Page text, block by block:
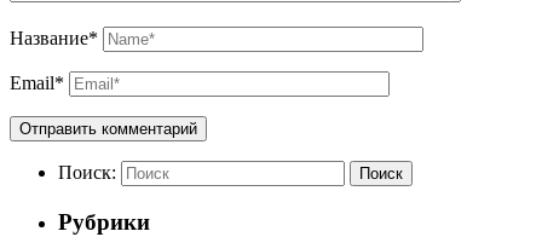
Название*
Email*
Поиск: Поиск
Рубрики